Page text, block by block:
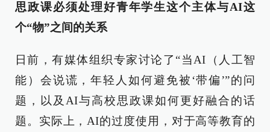
思政课必须处理好青年学生这个主体与AI这
个“物”之间的关系
日前，有媒体组织专家讨论了“当AI（人工智
能）会说谎，年轻人如何避免被‘带偏’”的问
题，以及AI与高校思政课如何更好融合的话
题。实际上，AI的过度使用，对于高等教育的